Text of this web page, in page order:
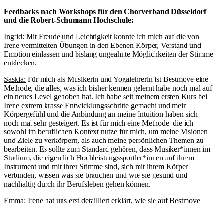
Feedbacks nach Workshops für den Chorverband Düsseldorf
und die Robert-Schumann Hochschule:
Ingrid: Mit Freude und Leichtigkeit konnte ich mich auf die von
Irene vermittelten Übungen in den Ebenen Körper, Verstand und
Emotion einlassen und bislang ungeahnte Möglichkeiten der Stimme
entdecken.
Saskia: Für mich als Musikerin und Yogalehrerin ist Bestmove eine
Methode, die alles, was ich bisher kennen gelernt habe noch mal auf
ein neues Level gehoben hat. Ich habe seit meinem ersten Kurs bei
Irene extrem krasse Entwicklungsschritte gemacht und mein
Körpergefühl und die Anbindung an meine Intuition haben sich
noch mal sehr gesteigert. Es ist für mich eine Methode, die ich
sowohl im beruflichen Kontext nutze für mich, um meine Visionen
und Ziele zu verkörpern, als auch meine persönlichen Themen zu
bearbeiten. Es sollte zum Standard gehören, dass Musiker*innen im
Studium, die eigentlich Hochleistungssportler*innen auf ihrem
Instrument und mit ihrer Stimme sind, sich mit ihrem Körper
verbinden, wissen was sie brauchen und wie sie gesund und
nachhaltig durch ihr Berufsleben gehen können.
Emma: Irene hat uns erst detailliert erklärt, wie sie auf Bestmove